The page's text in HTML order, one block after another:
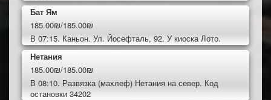
Бат Ям
185.00₪/185.00₪
В 07:15. Каньон. Ул. Йосефталь, 92. У киоска Лото.
Нетания
185.00₪/185.00₪
В 08:10. Развязка (махлеф) Нетания на север. Код
остановки 34202